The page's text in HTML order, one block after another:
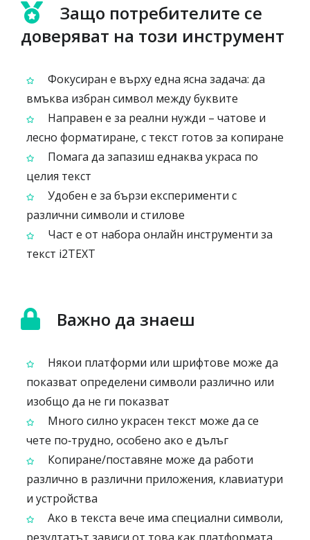
Защо потребителите се
доверяват на този инструмент
Фокусиран е върху една ясна задача: да
вмъква избран символ между буквите
Направен е за реални нужди – чатове и
лесно форматиране, с текст готов за копиране
Помага да запазиш еднаква украса по
целия текст
Удобен е за бързи експерименти с
различни символи и стилове
Част е от набора онлайн инструменти за
текст i2TEXT
Важно да знаеш
Някои платформи или шрифтове може да
показват определени символи различно или
изобщо да не ги показват
Много силно украсен текст може да се
чете по‑трудно, особено ако е дълъг
Копиране/поставяне може да работи
различно в различни приложения, клавиатури
и устройства
Ако в текста вече има специални символи,
резултатът зависи от това как платформата